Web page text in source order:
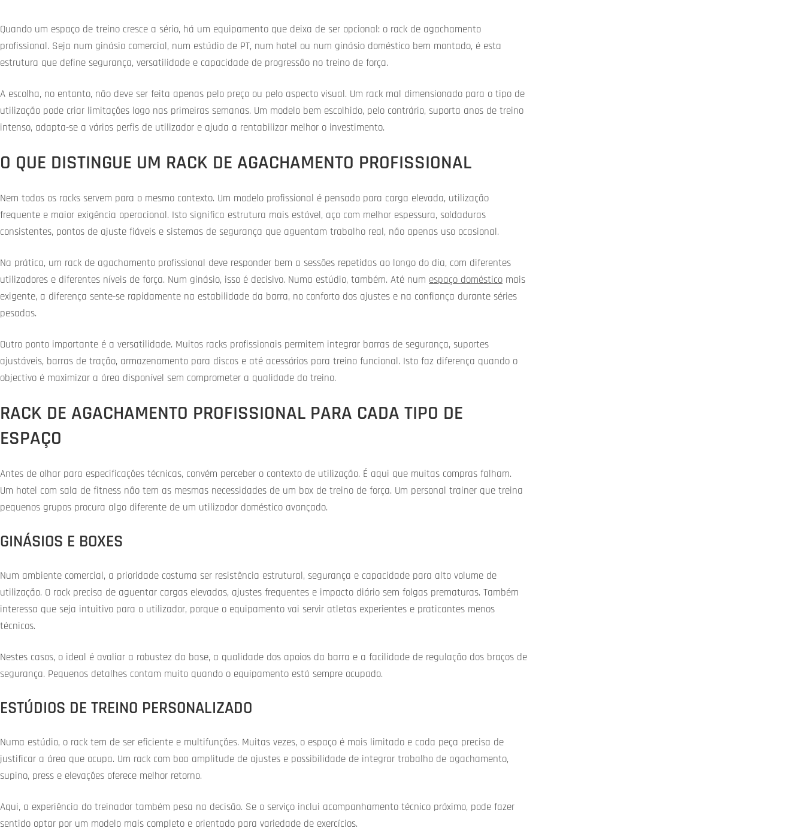
Quando um espaço de treino cresce a sério, há um equipamento que deixa de ser opcional: o rack de agachamento
profissional. Seja num ginásio comercial, num estúdio de PT, num hotel ou num ginásio doméstico bem montado, é esta
estrutura que define segurança, versatilidade e capacidade de progressão no treino de força.
A escolha, no entanto, não deve ser feita apenas pelo preço ou pelo aspecto visual. Um rack mal dimensionado para o tipo de
utilização pode criar limitações logo nas primeiras semanas. Um modelo bem escolhido, pelo contrário, suporta anos de treino
intenso, adapta-se a vários perfis de utilizador e ajuda a rentabilizar melhor o investimento.
O QUE DISTINGUE UM RACK DE AGACHAMENTO PROFISSIONAL
Nem todos os racks servem para o mesmo contexto. Um modelo profissional é pensado para carga elevada, utilização
frequente e maior exigência operacional. Isto significa estrutura mais estável, aço com melhor espessura, soldaduras
consistentes, pontos de ajuste fiáveis e sistemas de segurança que aguentam trabalho real, não apenas uso ocasional.
Na prática, um rack de agachamento profissional deve responder bem a sessões repetidas ao longo do dia, com diferentes
utilizadores e diferentes níveis de força. Num ginásio, isso é decisivo. Numa estúdio, também. Até num espaço doméstico mais
exigente, a diferença sente-se rapidamente na estabilidade da barra, no conforto dos ajustes e na confiança durante séries
pesadas.
Outro ponto importante é a versatilidade. Muitos racks profissionais permitem integrar barras de segurança, suportes
ajustáveis, barras de tração, armazenamento para discos e até acessórios para treino funcional. Isto faz diferença quando o
objectivo é maximizar a área disponível sem comprometer a qualidade do treino.
RACK DE AGACHAMENTO PROFISSIONAL PARA CADA TIPO DE
ESPAÇO
Antes de olhar para especificações técnicas, convém perceber o contexto de utilização. É aqui que muitas compras falham.
Um hotel com sala de fitness não tem as mesmas necessidades de um box de treino de força. Um personal trainer que treina
pequenos grupos procura algo diferente de um utilizador doméstico avançado.
GINÁSIOS E BOXES
Num ambiente comercial, a prioridade costuma ser resistência estrutural, segurança e capacidade para alto volume de
utilização. O rack precisa de aguentar cargas elevadas, ajustes frequentes e impacto diário sem folgas prematuras. Também
interessa que seja intuitivo para o utilizador, porque o equipamento vai servir atletas experientes e praticantes menos
técnicos.
Nestes casos, o ideal é avaliar a robustez da base, a qualidade dos apoios da barra e a facilidade de regulação dos braços de
segurança. Pequenos detalhes contam muito quando o equipamento está sempre ocupado.
ESTÚDIOS DE TREINO PERSONALIZADO
Numa estúdio, o rack tem de ser eficiente e multifunções. Muitas vezes, o espaço é mais limitado e cada peça precisa de
justificar a área que ocupa. Um rack com boa amplitude de ajustes e possibilidade de integrar trabalho de agachamento,
supino, press e elevações oferece melhor retorno.
Aqui, a experiência do treinador também pesa na decisão. Se o serviço inclui acompanhamento técnico próximo, pode fazer
sentido optar por um modelo mais completo e orientado para variedade de exercícios.